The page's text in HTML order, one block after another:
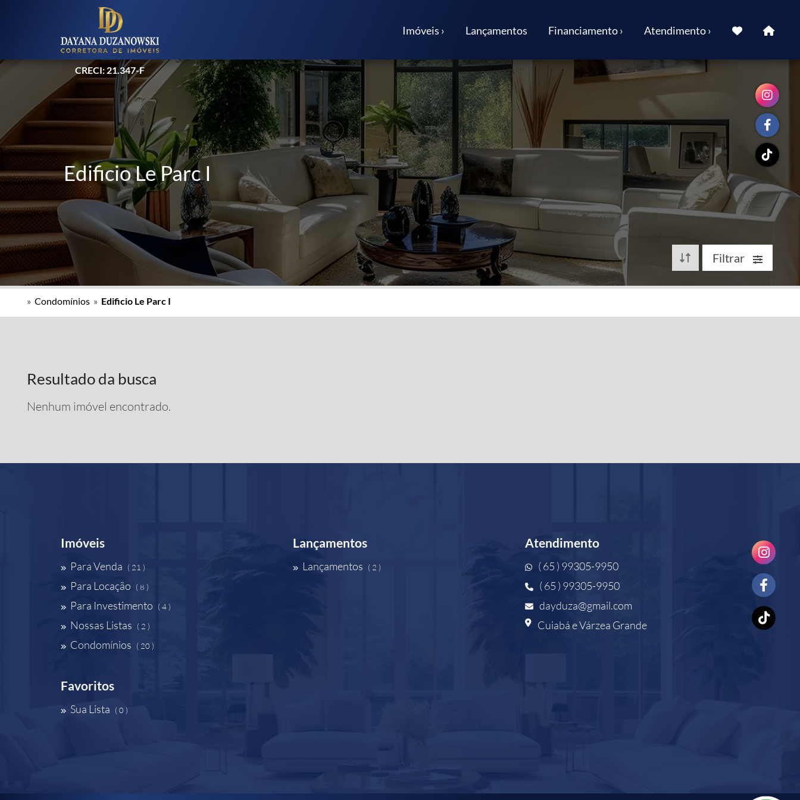
CRECI: 21.347-F
Imóveis › Lançamentos Financiamento › Atendimento ›
Edificio Le Parc I
Filtrar
» Condomínios » Edificio Le Parc I
Resultado da busca
Nenhum imóvel encontrado.
Imóveis
Para Venda ( 21 )
Para Locação ( 8 )
Para Investimento ( 4 )
Nossas Listas ( 2 )
Condomínios ( 20 )
Favoritos
Sua Lista ( 0 )
Lançamentos
Lançamentos ( 2 )
Atendimento
( 65 ) 99305-9950
( 65 ) 99305-9950
dayduza@gmail.com
Cuiabá e Várzea Grande